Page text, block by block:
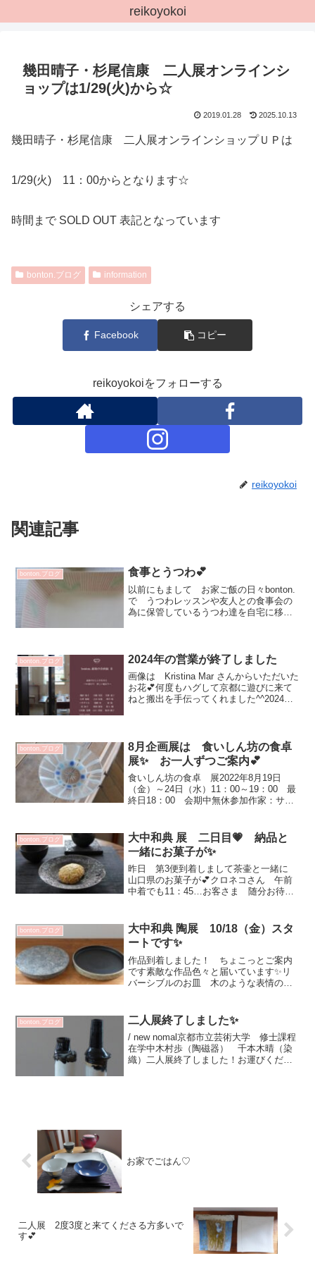
reikoyokoi
幾田晴子・杉尾信康 二人展オンラインシ
ョップは1/29(火)から☆
2019.01.28 2025.10.13
幾田晴子・杉尾信康 二人展オンラインショップＵＰは
1/29(火) 11：00からとなります☆
時間まで SOLD OUT 表記となっています
bonton.ブログ information
シェアする
Facebook コピー
reikoyokoiをフォローする
reikoyokoi
関連記事
bonton.ブログ 食事とうつわ💕
以前にもまして お家ご飯の日々bonton.
で うつわレッスンや友人との食事会の
為に保管しているうつわ達を自宅に移動
トの大隈美佳...
bonton.ブログ 2024年の営業が終了しました
画像は Kristina Mar さんからいただいた
お花💕何度もハグして京都に遊びに来て
ねと搬出を手伝ってくれました^^2024年
bonton.ブログ
8月企画展は 食いしん坊の食卓
展✨ お一人ずつご案内💕
食いしん坊の食卓 展2022年8月19日
（金）～24日（水）11：00～19：00 最
終日18：00 会期中無休参加作家：サブ
かり食べて乗り切りましょう！...
bonton.ブログ
大中和典 展 二日目💗 納品と
一緒にお菓子が✨
昨日 第3便到着しまして茶壷と一緒に
山口県のお菓子が💕クロネコさん 午前
中着でも11：45…お客さま 随分お待ち
150㏄は入ります 鉢 小鉢にもフリーカ
ップにも素敵！...
bonton.ブログ
大中和典 陶展 10/18（金）スタ
ートです✨
作品到着しました！ ちょこっとご案内
です素敵な作品色々と届いています✨リ
バーシブルのお皿 木のような表情のお
非！ 手に取ってご覧くださいませ皆さ
まのお越しをお待ちしておりま...
bonton.ブログ 二人展終了しました✨
/ new nomal京都市立芸術大学 修士課程
在学中木村歩（陶磁器） 千本木晴（染
織）二人展終了しました！お運びくださ
お家でごはん♡
二人展 2度3度と来てくださる方多いで
す💕